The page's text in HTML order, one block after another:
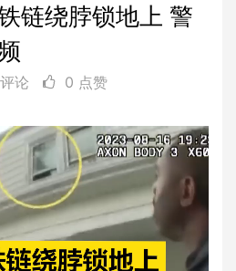
链绕脖锁地上 警
论 0 点赞
t
i